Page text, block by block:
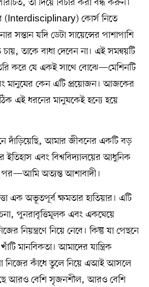
(Interdisciplinary) কোর্স নিতে
যদি ডেটা সায়েন্সের পাশাপাশি
তাকে বাধা দেবেন না। এই সমন্বয়টি
করে যে একই সাথে বোঝে—মেশিনটি
মানুষের কেন এটি প্রয়োজন। আজকের
ঠিক এই ধরনের মানুষকেই হন্যে হয়ে
আমার জীবনের একটি বড়
এবং বিশ্ববিদ্যালয়ের আধুনিক
পর—আমি অত্যন্ত আশাবাদী।
এক অভূতপূর্ব ক্ষমতার হাতিয়ার। এটি
পুনরাবৃত্তিমূলক এবং একঘেয়ে
নিয়ন্ত্রণে নিয়ে নেবে। কিন্তু যা পেছনে
মানবিকতা। আমাদের যান্ত্রিক
নিজের কাঁধে তুলে নিয়ে এআই আসলে
আরও বেশি সৃজনশীল, আরও বেশি